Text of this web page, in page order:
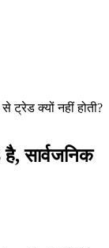
ट्रेड क्यों नहीं होती?
सार्वजनिक